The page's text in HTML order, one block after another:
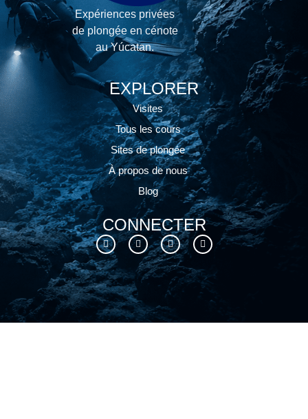
Expériences privées
de plongée en cénote
au Yúcatan.
EXPLORER
Visites
Tous les cours
Sites de plongée
À propos de nous
Blog
CONNECTER